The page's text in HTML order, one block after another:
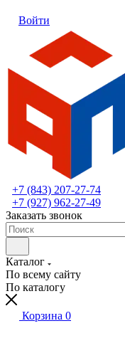
Войти
+7 (843) 207-27-74
+7 (927) 962-27-49
Заказать звонок
Каталог
По всему сайту
По каталогу
Корзина 0